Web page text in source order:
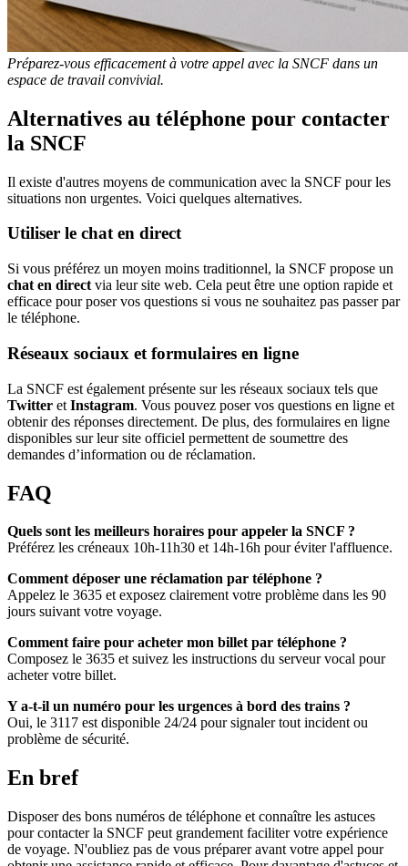
Préparez-vous efficacement à votre appel avec la SNCF dans un
espace de travail convivial.
Alternatives au téléphone pour contacter
la SNCF
Il existe d'autres moyens de communication avec la SNCF pour les
situations non urgentes. Voici quelques alternatives.
Utiliser le chat en direct
Si vous préférez un moyen moins traditionnel, la SNCF propose un
chat en direct via leur site web. Cela peut être une option rapide et
efficace pour poser vos questions si vous ne souhaitez pas passer par
le téléphone.
Réseaux sociaux et formulaires en ligne
La SNCF est également présente sur les réseaux sociaux tels que
Twitter et Instagram. Vous pouvez poser vos questions en ligne et
obtenir des réponses directement. De plus, des formulaires en ligne
disponibles sur leur site officiel permettent de soumettre des
demandes d’information ou de réclamation.
FAQ
Quels sont les meilleurs horaires pour appeler la SNCF ?
Préférez les créneaux 10h-11h30 et 14h-16h pour éviter l'affluence.
Comment déposer une réclamation par téléphone ?
Appelez le 3635 et exposez clairement votre problème dans les 90
jours suivant votre voyage.
Comment faire pour acheter mon billet par téléphone ?
Composez le 3635 et suivez les instructions du serveur vocal pour
acheter votre billet.
Y a-t-il un numéro pour les urgences à bord des trains ?
Oui, le 3117 est disponible 24/24 pour signaler tout incident ou
problème de sécurité.
En bref
Disposer des bons numéros de téléphone et connaître les astuces
pour contacter la SNCF peut grandement faciliter votre expérience
de voyage. N'oubliez pas de vous préparer avant votre appel pour